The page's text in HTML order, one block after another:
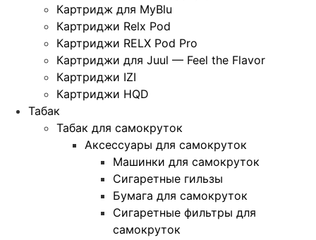
Картридж для MyBlu
Картриджи Relx Pod
Картриджи RELX Pod Pro
Картриджи для Juul — Feel the Flavor
Картриджи IZI
Картриджи HQD
Табак
Табак для самокруток
Аксессуары для самокруток
Машинки для самокруток
Сигаретные гильзы
Бумага для самокруток
Сигаретные фильтры для
самокруток